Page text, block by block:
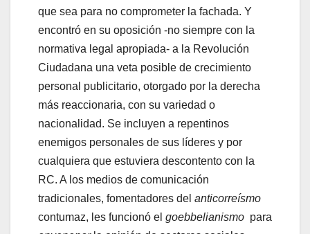
que sea para no comprometer la fachada. Y
encontró en su oposición -no siempre con la
normativa legal apropiada- a la Revolución
Ciudadana una veta posible de crecimiento
personal publicitario, otorgado por la derecha
más reaccionaria, con su variedad o
nacionalidad. Se incluyen a repentinos
enemigos personales de sus líderes y por
cualquiera que estuviera descontento con la
RC. A los medios de comunicación
tradicionales, fomentadores del anticorreísmo
contumaz, les funcionó el goebbelianismo para